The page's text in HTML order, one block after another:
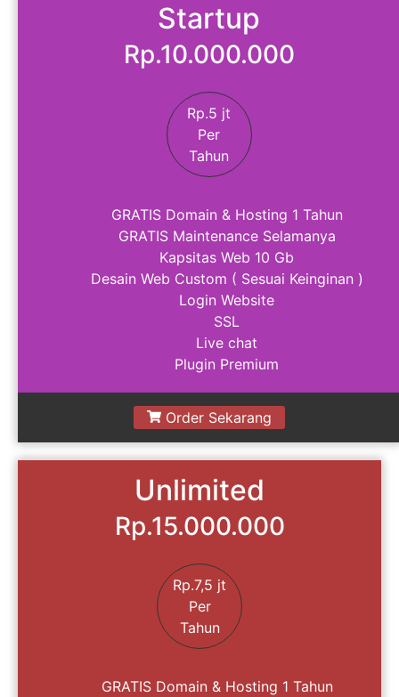
Startup
Rp.10.000.000
Rp.5 jt
Per
Tahun
GRATIS Domain & Hosting 1 Tahun
GRATIS Maintenance Selamanya
Kapsitas Web 10 Gb
Desain Web Custom ( Sesuai Keinginan )
Login Website
SSL
Live chat
Plugin Premium
Order Sekarang
Unlimited
Rp.15.000.000
Rp.7,5 jt
Per
Tahun
GRATIS Domain & Hosting 1 Tahun